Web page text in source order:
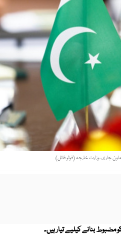
جاری، وزارت خارجہ (فوٹو فائل)
مضبوط بنانے کیلیے تیار ہیں۔